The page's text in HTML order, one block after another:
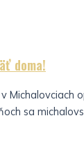
doma!
Michalovciach
sa